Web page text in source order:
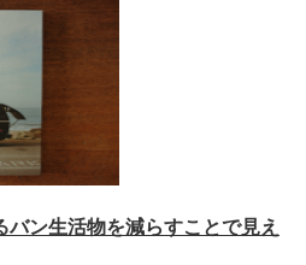
バン生活物を減らすことで見え